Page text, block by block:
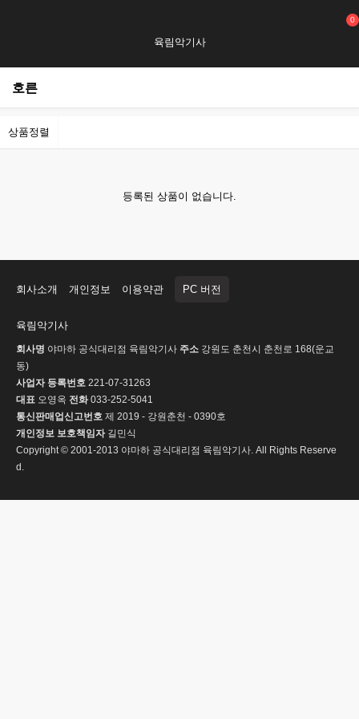
육림악기사
0
호른
상품정렬
등록된 상품이 없습니다.
회사소개 개인정보 이용약관 PC 버전
육림악기사
회사명 야마하 공식대리점 육림악기사 주소 강원도 춘천시 춘천로 168(운교
동)
사업자 등록번호 221-07-31263
대표 오영옥 전화033-252-5041
통신판매업신고번호 제 2019 - 강원춘천 - 0390호
개인정보 보호책임자길민식
Copyright © 2001-2013 야마하 공식대리점 육림악기사. All Rights Reserve
d.